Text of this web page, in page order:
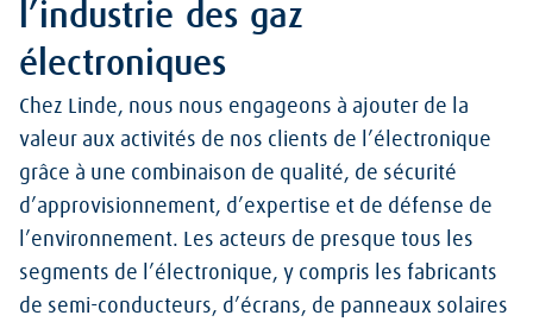
l’industrie des gaz
électroniques
Chez Linde, nous nous engageons à ajouter de la
valeur aux activités de nos clients de l’électronique
grâce à une combinaison de qualité, de sécurité
d’approvisionnement, d’expertise et de défense de
l’environnement. Les acteurs de presque tous les
segments de l’électronique, y compris les fabricants
de semi-conducteurs, d’écrans, de panneaux solaires